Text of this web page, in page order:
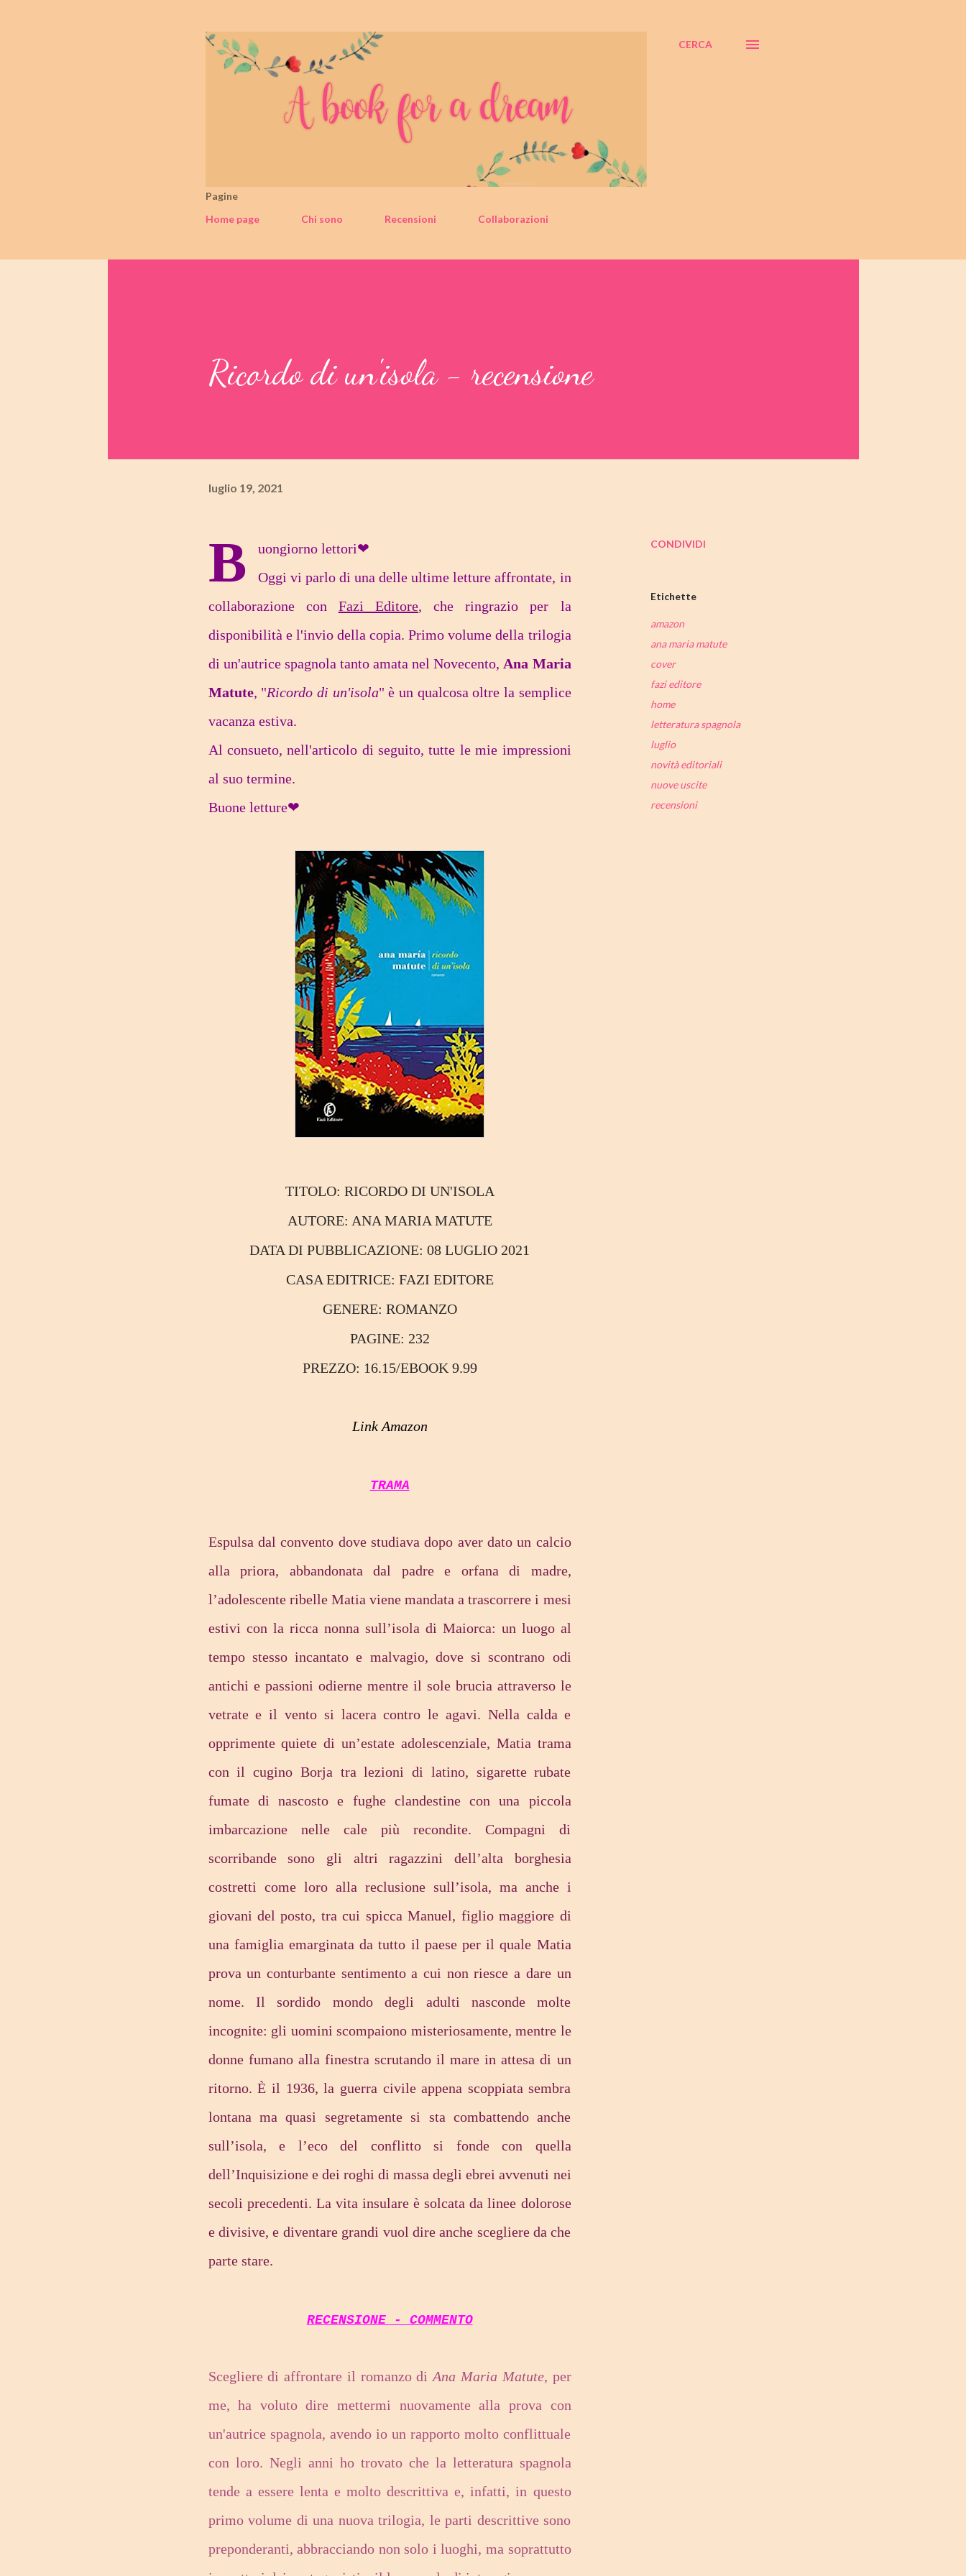
CERCA
Pagine
Home page
Chi sono Recensioni Collaborazioni
Ricordo di un'isola - recensione
luglio 19, 2021
B
uongiorno lettori❤
Oggi vi parlo di una delle ultime letture affrontate, in
collaborazione con Fazi Editore, che ringrazio per la
disponibilità e l'invio della copia. Primo volume della trilogia
di un'autrice spagnola tanto amata nel Novecento, Ana Maria
Matute, "Ricordo di un'isola" è un qualcosa oltre la semplice
vacanza estiva.
Al consueto, nell'articolo di seguito, tutte le mie impressioni
al suo termine.
Buone letture❤
TITOLO: RICORDO DI UN'ISOLA
AUTORE: ANA MARIA MATUTE
DATA DI PUBBLICAZIONE: 08 LUGLIO 2021
CASA EDITRICE: FAZI EDITORE
GENERE: ROMANZO
PAGINE: 232
PREZZO: 16.15/EBOOK 9.99
Link Amazon
TRAMA
Espulsa dal convento dove studiava dopo aver dato un calcio
alla priora, abbandonata dal padre e orfana di madre,
l’adolescente ribelle Matia viene mandata a trascorrere i mesi
estivi con la ricca nonna sull’isola di Maiorca: un luogo al
tempo stesso incantato e malvagio, dove si scontrano odi
antichi e passioni odierne mentre il sole brucia attraverso le
vetrate e il vento si lacera contro le agavi. Nella calda e
opprimente quiete di un’estate adolescenziale, Matia trama
con il cugino Borja tra lezioni di latino, sigarette rubate
fumate di nascosto e fughe clandestine con una piccola
imbarcazione nelle cale più recondite. Compagni di
scorribande sono gli altri ragazzini dell’alta borghesia
costretti come loro alla reclusione sull’isola, ma anche i
giovani del posto, tra cui spicca Manuel, figlio maggiore di
una famiglia emarginata da tutto il paese per il quale Matia
prova un conturbante sentimento a cui non riesce a dare un
nome. Il sordido mondo degli adulti nasconde molte
incognite: gli uomini scompaiono misteriosamente, mentre le
donne fumano alla finestra scrutando il mare in attesa di un
ritorno. È il 1936, la guerra civile appena scoppiata sembra
lontana ma quasi segretamente si sta combattendo anche
sull’isola, e l’eco del conflitto si fonde con quella
dell’Inquisizione e dei roghi di massa degli ebrei avvenuti nei
secoli precedenti. La vita insulare è solcata da linee dolorose
e divisive, e diventare grandi vuol dire anche scegliere da che
parte stare.
RECENSIONE - COMMENTO
Scegliere di affrontare il romanzo diAna Maria Matute, per
me, ha voluto dire mettermi nuovamente alla prova con
un'autrice spagnola, avendo io un rapporto molto conflittuale
con loro. Negli anni ho trovato che la letteratura spagnola
tende a essere lenta e molto descrittiva e, infatti, in questo
primo volume di una nuova trilogia, le parti descrittive sono
preponderanti, abbracciando non solo i luoghi, ma soprattutto
CONDIVIDI
Etichette
amazon
ana maria matute
cover
fazi editore
home
letteratura spagnola
luglio
novità editoriali
nuove uscite
recensioni